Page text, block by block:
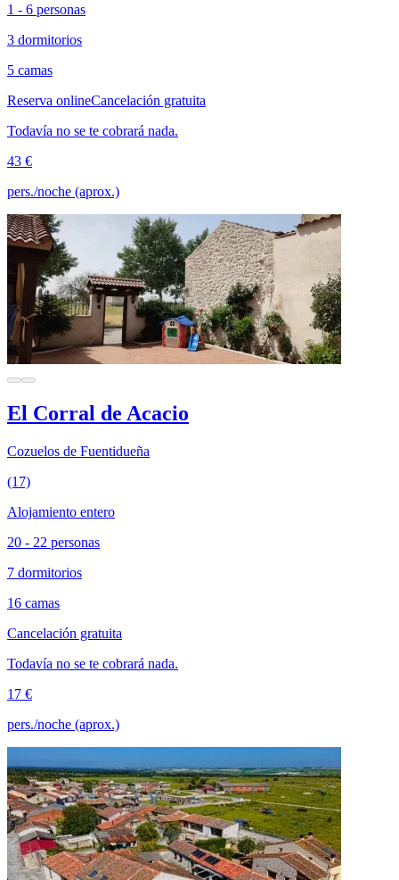
1 - 6 personas
3 dormitorios
5 camas
Reserva onlineCancelación gratuita
Todavía no se te cobrará nada.
43 €
pers./noche (aprox.)
El Corral de Acacio
Cozuelos de Fuentidueña
(17)
Alojamiento entero
20 - 22 personas
7 dormitorios
16 camas
Cancelación gratuita
Todavía no se te cobrará nada.
17 €
pers./noche (aprox.)